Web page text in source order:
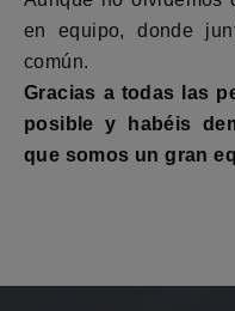
en equipo, donde
común.
Gracias a todas las
posible y habéis
que somos un gran